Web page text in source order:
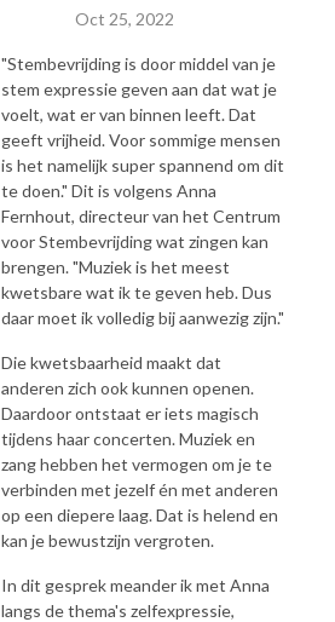
Oct 25, 2022
"Stembevrijding is door middel van je
stem expressie geven aan dat wat je
voelt, wat er van binnen leeft. Dat
geeft vrijheid. Voor sommige mensen
is het namelijk super spannend om dit
te doen." Dit is volgens Anna
Fernhout, directeur van het Centrum
voor Stembevrijding wat zingen kan
brengen. "Muziek is het meest
kwetsbare wat ik te geven heb. Dus
daar moet ik volledig bij aanwezig zijn."
Die kwetsbaarheid maakt dat
anderen zich ook kunnen openen.
Daardoor ontstaat er iets magisch
tijdens haar concerten. Muziek en
zang hebben het vermogen om je te
verbinden met jezelf én met anderen
op een diepere laag. Dat is helend en
kan je bewustzijn vergroten.
In dit gesprek meander ik met Anna
langs de thema's zelfexpressie,